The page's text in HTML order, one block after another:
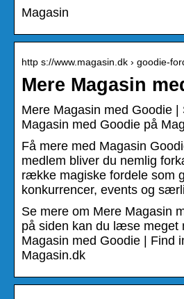
Magasin
http s://www.magasin.dk › goodie-
Mere Magasin
Mere Magasin med Goodie |
Magasin med Goodie på
Få mere med Magasin
medlem bliver du nemlig
række magiske fordele som
konkurrencer, events og
Se mere om Mere Magasin
på siden kan du læse meget
Magasin med Goodie | Find
Magasin.dk